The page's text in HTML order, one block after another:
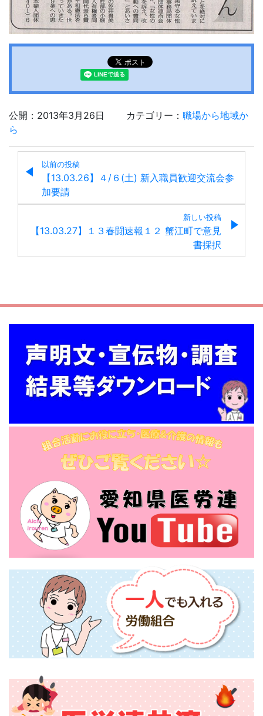
公開：2013年3月26日 カテゴリー： 職場から地域か
ら
以前の投稿
【13.03.26】４/６(土) 新入職員歓迎交流会参
加要請
新しい投稿
【13.03.27】１３春闘速報１２ 蟹江町で意見
書採択